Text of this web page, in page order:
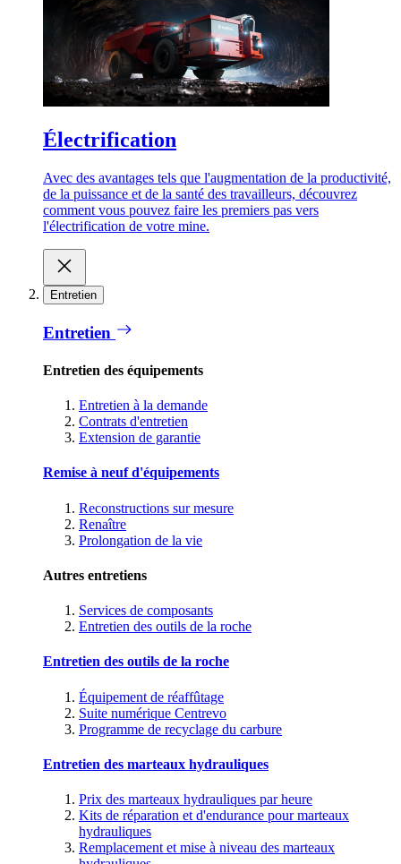
Électrification
Avec des avantages tels que l'augmentation de la productivité,
de la puissance et de la santé des travailleurs, découvrez
comment vous pouvez faire les premiers pas vers
l'électrification de votre mine.
Entretien
Entretien
Entretien des équipements
Entretien à la demande
Contrats d'entretien
Extension de garantie
Remise à neuf d'équipements
Reconstructions sur mesure
Renaître
Prolongation de la vie
Autres entretiens
Services de composants
Entretien des outils de la roche
Entretien des outils de la roche
Équipement de réaffûtage
Suite numérique Centrevo
Programme de recyclage du carbure
Entretien des marteaux hydrauliques
Prix des marteaux hydrauliques par heure
Kits de réparation et d'endurance pour marteaux
hydrauliques
Remplacement et mise à niveau des marteaux